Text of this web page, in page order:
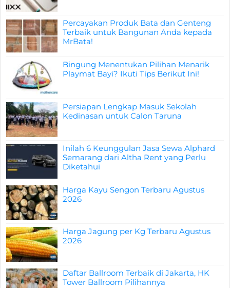
Percayakan Produk Bata dan Genteng
Terbaik untuk Bangunan Anda kepada
MrBata!
Bingung Menentukan Pilihan Menarik
Playmat Bayi? Ikuti Tips Berikut Ini!
Persiapan Lengkap Masuk Sekolah
Kedinasan untuk Calon Taruna
Inilah 6 Keunggulan Jasa Sewa Alphard
Semarang dari Altha Rent yang Perlu
Diketahui
Harga Kayu Sengon Terbaru Agustus
2026
Harga Jagung per Kg Terbaru Agustus
2026
Daftar Ballroom Terbaik di Jakarta, HK
Tower Ballroom Pilihannya